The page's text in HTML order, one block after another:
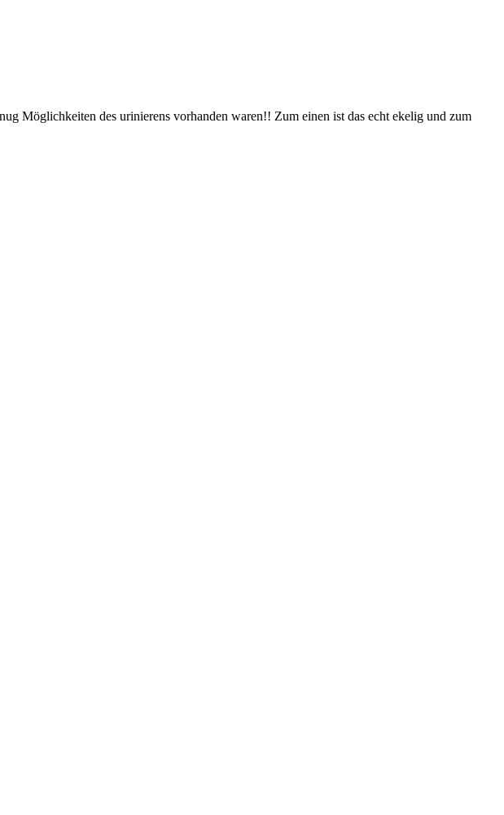
Möglichkeiten des urinierens vorhanden waren!! Zum einen ist das echt ekelig und zum